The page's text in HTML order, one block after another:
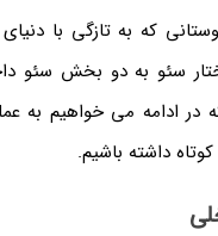
که به تازگی با
سئو به دو بخش سئو
ادامه می خواهیم به
داشته باشیم.